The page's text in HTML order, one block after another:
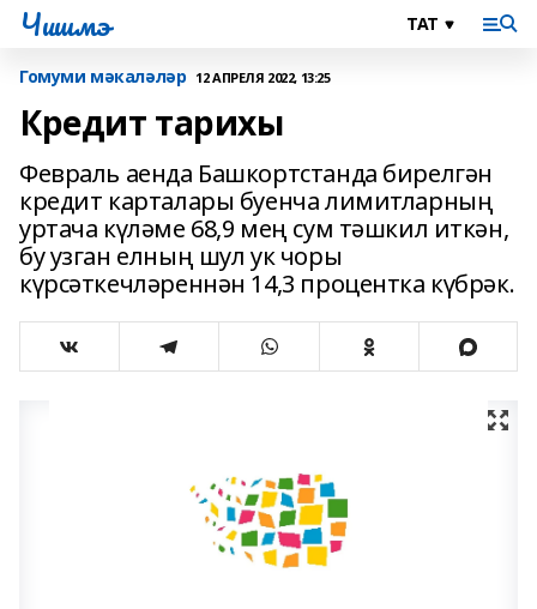
Чишмэ
Гомуми мәкаләләр 12 АПРЕЛЯ 2022, 13:25
Кредит тарихы
Февраль аенда Башкортстанда бирелгән
кредит карталары буенча лимитларның
уртача күләме 68,9 мең сум тәшкил иткән,
бу узган елның шул ук чоры
күрсәткечләреннән 14,3 процентка күбрәк.